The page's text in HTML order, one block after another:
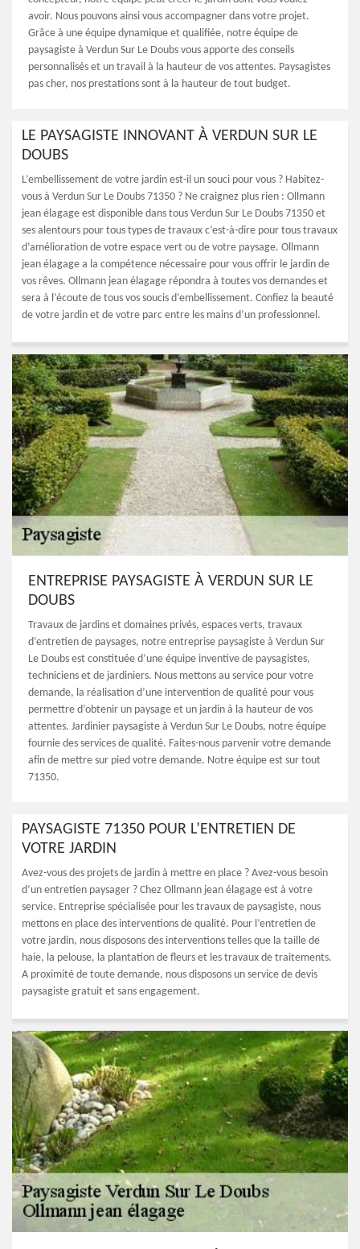
avoir. Nous pouvons ainsi vous accompagner dans votre projet.
Grâce à une équipe dynamique et qualifiée, notre équipe de
paysagiste à Verdun Sur Le Doubs vous apporte des conseils
personnalisés et un travail à la hauteur de vos attentes. Paysagistes
pas cher, nos prestations sont à la hauteur de tout budget.
LE PAYSAGISTE INNOVANT À VERDUN SUR LE
DOUBS
L’embellissement de votre jardin est-il un souci pour vous ? Habitez-
vous à Verdun Sur Le Doubs 71350 ? Ne craignez plus rien : Ollmann
jean élagage est disponible dans tous Verdun Sur Le Doubs 71350 et
ses alentours pour tous types de travaux c’est-à-dire pour tous travaux
d’amélioration de votre espace vert ou de votre paysage. Ollmann
jean élagage a la compétence nécessaire pour vous offrir le jardin de
vos rêves. Ollmann jean élagage répondra à toutes vos demandes et
sera à l’écoute de tous vos soucis d’embellissement. Confiez la beauté
de votre jardin et de votre parc entre les mains d’un professionnel.
ENTREPRISE PAYSAGISTE À VERDUN SUR LE
DOUBS
Travaux de jardins et domaines privés, espaces verts, travaux
d’entretien de paysages, notre entreprise paysagiste à Verdun Sur
Le Doubs est constituée d’une équipe inventive de paysagistes,
techniciens et de jardiniers. Nous mettons au service pour votre
demande, la réalisation d’une intervention de qualité pour vous
permettre d’obtenir un paysage et un jardin à la hauteur de vos
attentes. Jardinier paysagiste à Verdun Sur Le Doubs, notre équipe
fournie des services de qualité. Faites-nous parvenir votre demande
afin de mettre sur pied votre demande. Notre équipe est sur tout
71350.
PAYSAGISTE 71350 POUR L’ENTRETIEN DE
VOTRE JARDIN
Avez-vous des projets de jardin à mettre en place ? Avez-vous besoin
d’un entretien paysager ? Chez Ollmann jean élagage est à votre
service. Entreprise spécialisée pour les travaux de paysagiste, nous
mettons en place des interventions de qualité. Pour l’entretien de
votre jardin, nous disposons des interventions telles que la taille de
haie, la pelouse, la plantation de fleurs et les travaux de traitements.
A proximité de toute demande, nous disposons un service de devis
paysagiste gratuit et sans engagement.